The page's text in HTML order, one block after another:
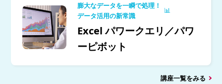
膨大なデータを一瞬で処理！
データ活用の新常識
📊
Excel パワークエリ／パワ
ーピボット
講座一覧をみる